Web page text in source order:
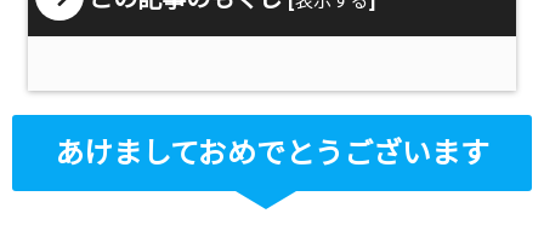
あけましておめでとうございます